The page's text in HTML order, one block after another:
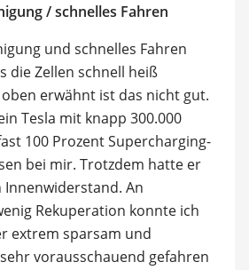
/ schnelles Fahren
und schnelles Fahren
die Zellen schnell heiß
erwähnt ist das nicht gut.
Tesla mit knapp 300.000
100 Prozent Supercharging-
bei mir. Trotzdem hatte er
An
Rekuperation konnte ich
extrem sparsam und
vorausschauend gefahren